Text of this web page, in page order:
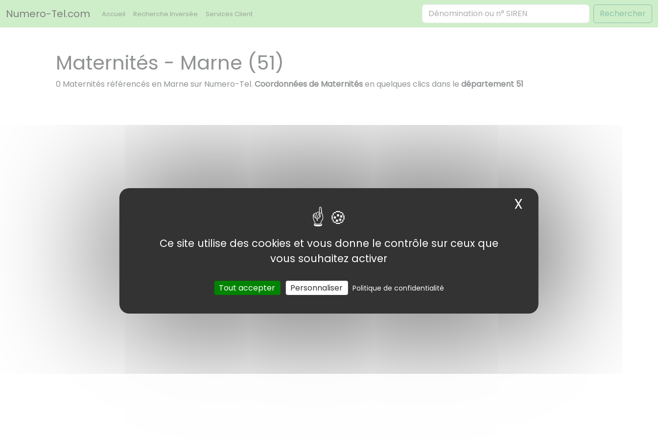
Ce site utilise des cookies et vous donne le contrôle sur ceux que
vous souhaitez activer
Tout accepter Personnaliser Politique de confidentialité
X
Numero-Tel.com Accueil Recherche Inversée Services Client Rechercher
Maternités - Marne (51)
0 Maternités référencés en Marne sur Numero-Tel. Coordonnées de Maternitésen quelques clics dans le département 51